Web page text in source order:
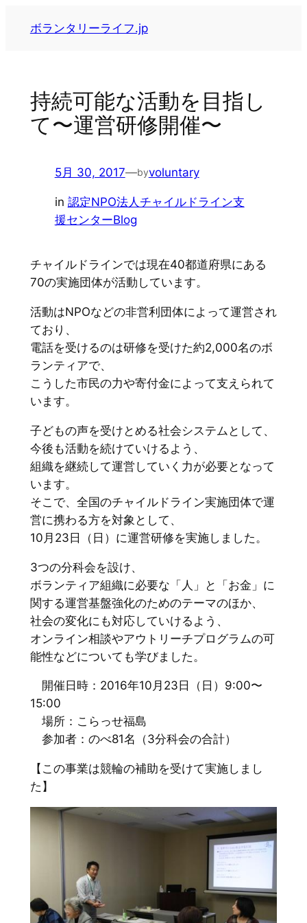
ボランタリーライフ.jp
持続可能な活動を目指し
て〜運営研修開催〜
5月 30, 2017—byvoluntary
in 認定NPO法人チャイルドライン支
援センターBlog
チャイルドラインでは現在40都道府県にある
70の実施団体が活動しています。
活動はNPOなどの非営利団体によって運営され
ており、
電話を受けるのは研修を受けた約2,000名のボ
ランティアで、
こうした市民の力や寄付金によって支えられて
います。
子どもの声を受けとめる社会システムとして、
今後も活動を続けていけるよう、
組織を継続して運営していく力が必要となって
います。
そこで、全国のチャイルドライン実施団体で運
営に携わる方を対象として、
10月23日（日）に運営研修を実施しました。
3つの分科会を設け、
ボランティア組織に必要な「人」と「お金」に
関する運営基盤強化のためのテーマのほか、
社会の変化にも対応していけるよう、
オンライン相談やアウトリーチプログラムの可
能性などについても学びました。
開催日時：2016年10月23日（日）9:00〜
15:00
場所：こらっせ福島
参加者：のべ81名（3分科会の合計）
【この事業は競輪の補助を受けて実施しまし
た】